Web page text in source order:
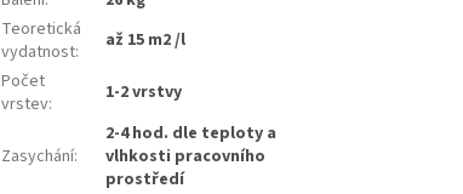
Teoretická
vydatnost:
až 15 m2 /l
Počet
vrstev: 1-2 vrstvy
Zasychání:
2-4 hod. dle teploty a
vlhkosti pracovního
prostředí